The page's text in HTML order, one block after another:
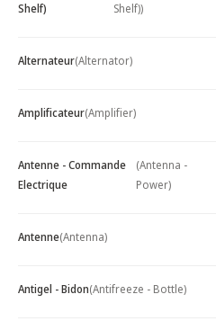
Shelf)
Shelf))
Alternateur(Alternator)
Amplificateur(Amplifier)
Antenne - Commande
Electrique
(Antenna -
Power)
Antenne(Antenna)
Antigel - Bidon(Antifreeze - Bottle)